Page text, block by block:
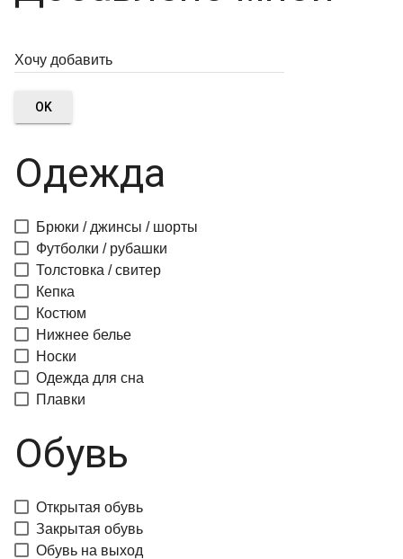
OK
Одежда
Брюки / джинсы / шорты
Футболки / рубашки
Толстовка / свитер
Кепка
Костюм
Нижнее белье
Носки
Одежда для сна
Плавки
Обувь
Открытая обувь
Закрытая обувь
Обувь на выход